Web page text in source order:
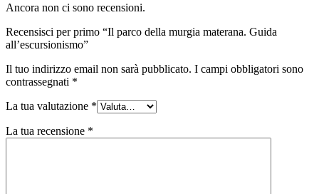
Ancora non ci sono recensioni.
Recensisci per primo “Il parco della murgia materana. Guida
all’escursionismo”
Il tuo indirizzo email non sarà pubblicato. I campi obbligatori sono
contrassegnati *
La tua valutazione *
La tua recensione *